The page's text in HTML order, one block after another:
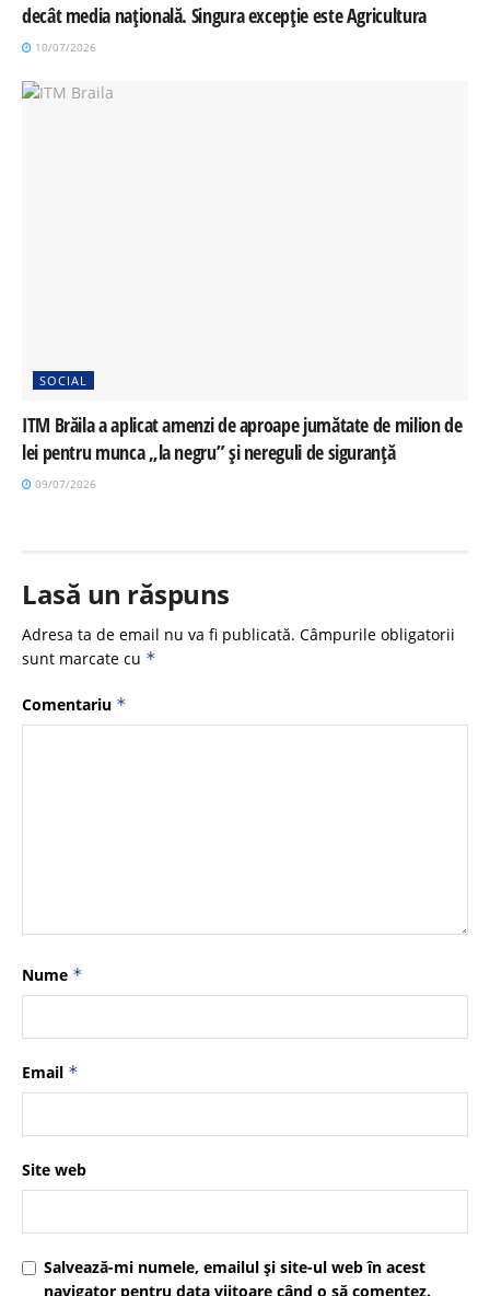
decât media națională. Singura excepție este Agricultura
10/07/2026
SOCIAL
ITM Brăila a aplicat amenzi de aproape jumătate de milion de
lei pentru munca „la negru” și nereguli de siguranță
09/07/2026
Lasă un răspuns
Adresa ta de email nu va fi publicată. Câmpurile obligatorii
sunt marcate cu *
Comentariu *
Nume *
Email *
Site web
Salvează-mi numele, emailul și site-ul web în acest
navigator pentru data viitoare când o să comentez.